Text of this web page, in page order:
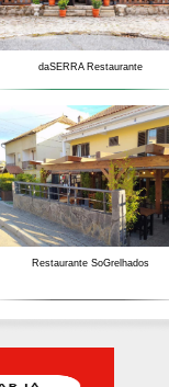
daSERRA Restaurante
Restaurante SoGrelhados